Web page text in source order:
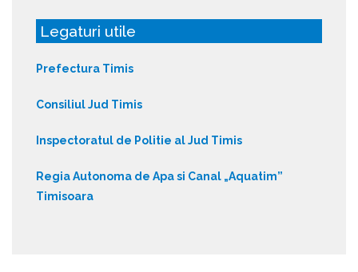
Legaturi utile
Prefectura Timis
Consiliul Jud Timis
Inspectoratul de Politie al Jud Timis
Regia Autonoma de Apa si Canal „Aquatim”
Timisoara